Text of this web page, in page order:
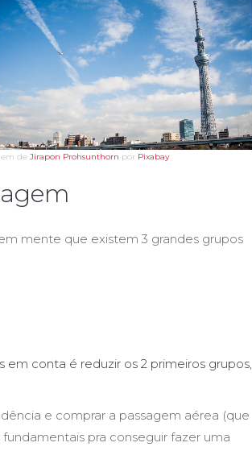
de Jirapon Prohsunthorn por Pixabay
mente que existem 3 grandes grupos
conta é reduzir os 2 primeiros grupos,
e comprar a passagem aérea (que
pra conseguir fazer uma